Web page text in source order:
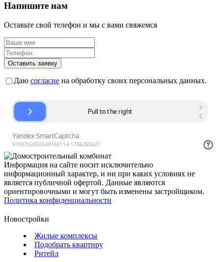
Напишите нам
Оставьте свой телефон и мы с вами свяжемся
Оставить заявку
Даю согласие на обработку своих персональных данных.
Информация на сайте носит исключительно
информационный характер, и ни при каких условиях не
является публичной офертой. Данные являются
ориентировочными и могут быть изменены застройщиком.
Политика конфиденциальности
Новостройки
Жилые комплексы
Подобрать квартиру
Ритейл